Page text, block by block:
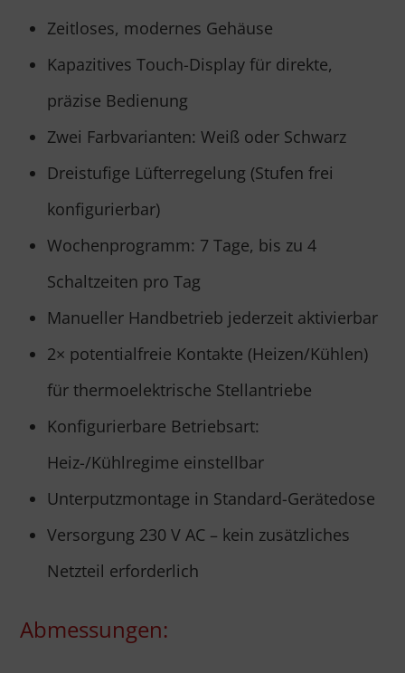
Zeitloses, modernes Gehäuse
Kapazitives Touch-Display für direkte,
präzise Bedienung
Zwei Farbvarianten: Weiß oder Schwarz
Dreistufige Lüfterregelung (Stufen frei
konfigurierbar)
Wochenprogramm: 7 Tage, bis zu 4
Schaltzeiten pro Tag
Manueller Handbetrieb jederzeit aktivierbar
2× potentialfreie Kontakte (Heizen/Kühlen)
für thermoelektrische Stellantriebe
Konfigurierbare Betriebsart:
Heiz-/Kühlregime einstellbar
Unterputzmontage in Standard-Gerätedose
Versorgung 230 V AC – kein zusätzliches
Netzteil erforderlich
Abmessungen: